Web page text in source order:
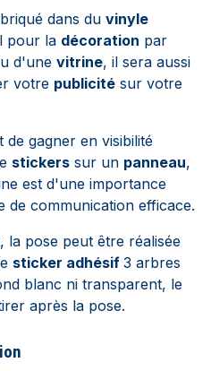
dans du vinyle
pour la décoration par
d'une vitrine, il sera aussi
votre publicité sur votre
gagner en visibilité
stickers sur un panneau,
est d'une importance
de communication efficace.
la pose peut être réalisée
sticker adhésif 3 arbres
blanc ni transparent, le
après la pose.